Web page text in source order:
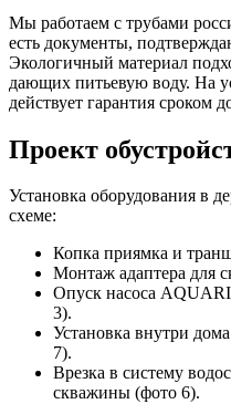
Мы работаем с трубами
есть документы,
Экологичный материал
дающих питьевую воду. На
действует гарантия сроком
Проект
Установка оборудования в
схеме:
Копка приямка и
Монтаж адаптера для
Опуск насоса
3).
Установка внутри
7).
Врезка в систему
скважины (фото 6).